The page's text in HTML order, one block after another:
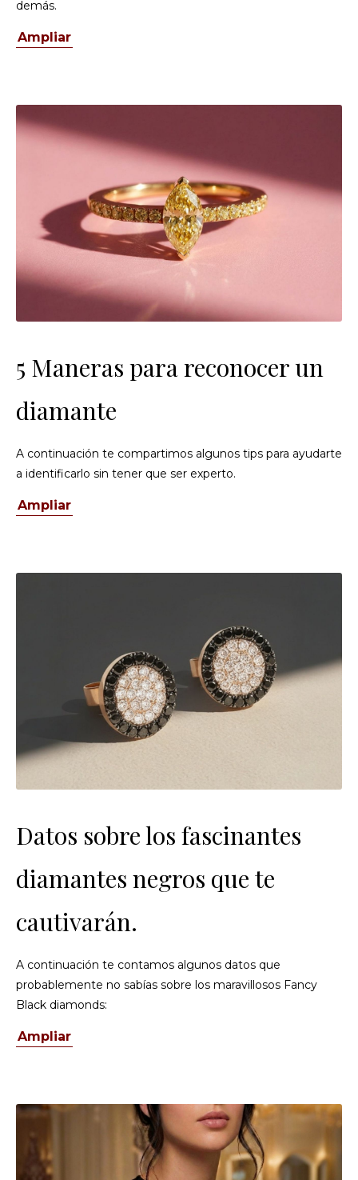
demás.
Ampliar
5 Maneras para reconocer un
diamante
A continuación te compartimos algunos tips para ayudarte
a identificarlo sin tener que ser experto.
Ampliar
Datos sobre los fascinantes
diamantes negros que te
cautivarán.
A continuación te contamos algunos datos que
probablemente no sabías sobre los maravillosos Fancy
Black diamonds:
Ampliar